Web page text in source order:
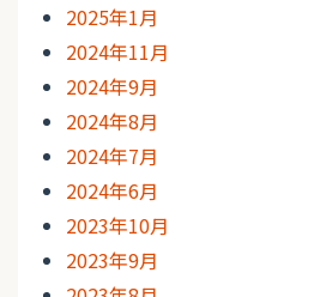
2025年1月
2024年11月
2024年9月
2024年8月
2024年7月
2024年6月
2023年10月
2023年9月